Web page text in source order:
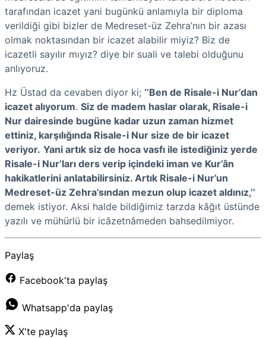
tarafından icazet yani bugünkü anlamıyla bir diploma
verildiği gibi bizler de Medreset-üz Zehra’nın bir azası
olmak noktasından bir icazet alabilir miyiz? Biz de
icazetli sayılır mıyız? diye bir suali ve talebi olduğunu
anlıyoruz.
Hz Üstad da cevaben diyor ki; ‘’Ben de Risale-i Nur’dan
icazet alıyorum. Siz de madem haslar olarak, Risale-i
Nur dairesinde bugüne kadar uzun zaman hizmet
ettiniz, karşılığında Risale-i Nur size de bir icazet
veriyor. Yani artık siz de hoca vasfı ile istediğiniz yerde
Risale-i Nur’ları ders verip içindeki iman ve Kur’ân
hakikatlerini anlatabilirsiniz. Artık Risale-i Nur’un
Medreset-üz Zehra’sından mezun olup icazet aldınız,’’
demek istiyor. Aksi halde bildiğimiz tarzda kâğıt üstünde
yazılı ve mühürlü bir icâzetnâmeden bahsedilmiyor.
Paylaş
Facebook'ta paylaş
Whatsapp'da paylaş
X'te paylaş